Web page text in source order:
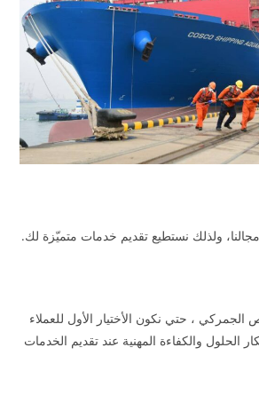
ولذلك نستطيع تقديم خدمات متميّزة لك.
الجمركي ، حتي نكون الأختيار الأول للعملاء
الحلول والكفاءة المهنية عند تقديم الخدمات